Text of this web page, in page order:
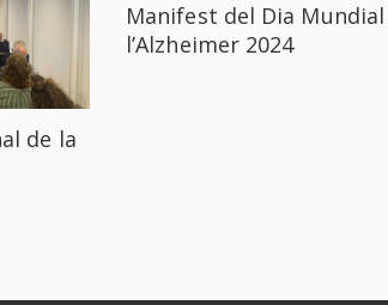
de la
Manifest del Dia
l’Alzheimer 2024